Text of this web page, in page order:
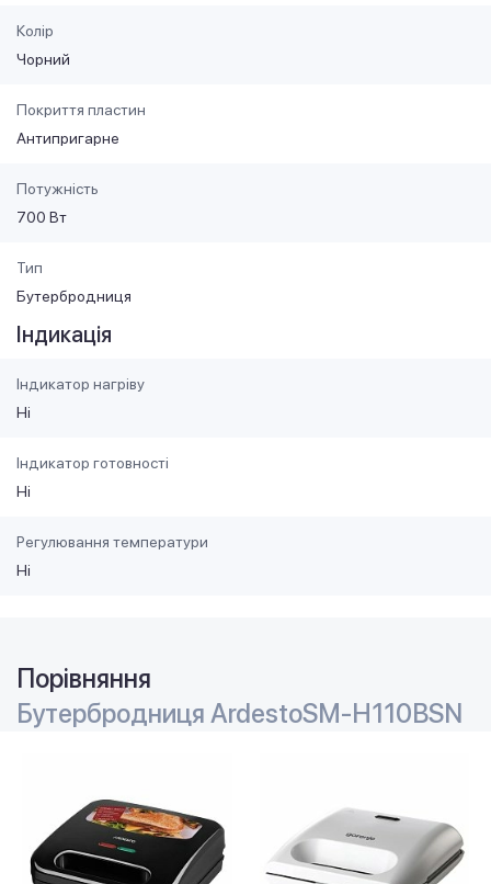
Колір
Чорний
Покриття пластин
Антипригарне
Потужність
700 Вт
Тип
Бутербродниця
Індикація
Індикатор нагріву
Ні
Індикатор готовності
Ні
Регулювання температури
Ні
Порівняння
Бутербродниця ArdestoSM-H110BSN